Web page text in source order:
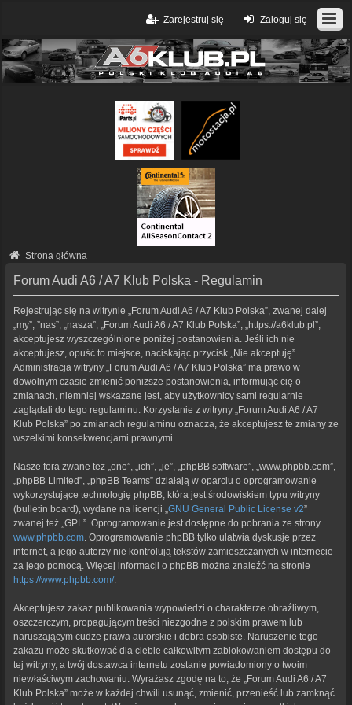
Zaloguj się
Zarejestruj się
Strona główna
Forum Audi A6 / A7 Klub Polska - Regulamin
Rejestrując się na witrynie „Forum Audi A6 / A7 Klub Polska”, zwanej dalej
„my”, ”nas”, „nasza”, „Forum Audi A6 / A7 Klub Polska”, „https://a6klub.pl”,
akceptujesz wyszczególnione poniżej postanowienia. Jeśli ich nie
akceptujesz, opuść to miejsce, naciskając przycisk „Nie akceptuję”.
Administracja witryny „Forum Audi A6 / A7 Klub Polska” ma prawo w
dowolnym czasie zmienić poniższe postanowienia, informując cię o
zmianach, niemniej wskazane jest, aby użytkownicy sami regularnie
zaglądali do tego regulaminu. Korzystanie z witryny „Forum Audi A6 / A7
Klub Polska” po zmianach regulaminu oznacza, że akceptujesz te zmiany ze
wszelkimi konsekwencjami prawnymi.
Nasze fora zwane też „one”, „ich”, „je”, „phpBB software”, „www.phpbb.com”,
„phpBB Limited”, „phpBB Teams” działają w oparciu o oprogramowanie
wykorzystujące technologię phpBB, która jest środowiskiem typu witryny
(bulletin board), wydane na licencji „GNU General Public License v2”
zwanej też „GPL”. Oprogramowanie jest dostępne do pobrania ze strony
www.phpbb.com. Oprogramowanie phpBB tylko ułatwia dyskusje przez
internet, a jego autorzy nie kontrolują tekstów zamieszczanych w internecie
za jego pomocą. Więcej informacji o phpBB można znaleźć na stronie
https://www.phpbb.com/.
Akceptujesz zakaz publikowania wypowiedzi o charakterze obraźliwym,
oszczerczym, propagującym treści niezgodne z polskim prawem lub
naruszającym cudze prawa autorskie i dobra osobiste. Naruszenie tego
zakazu może skutkować dla ciebie całkowitym zablokowaniem dostępu do
tej witryny, a twój dostawca internetu zostanie powiadomiony o twoim
niewłaściwym zachowaniu. Wyrażasz zgodę na to, że „Forum Audi A6 / A7
Klub Polska” może w każdej chwili usunąć, zmienić, przenieść lub zamknąć